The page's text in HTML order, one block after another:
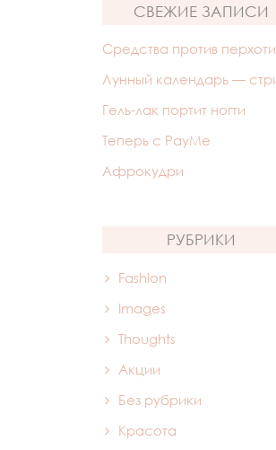
СВЕЖИЕ ЗАПИСИ
Средства против перхоти
Гель-лак портит ногти
Теперь с PayMe
Афрокудри
РУБРИКИ
Fashion
Images
Thoughts
Акции
Без рубрики
Красота